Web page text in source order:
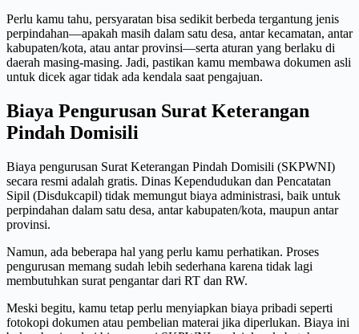
Perlu kamu tahu, persyaratan bisa sedikit berbeda tergantung jenis
perpindahan—apakah masih dalam satu desa, antar kecamatan, antar
kabupaten/kota, atau antar provinsi—serta aturan yang berlaku di
daerah masing-masing. Jadi, pastikan kamu membawa dokumen asli
untuk dicek agar tidak ada kendala saat pengajuan.
Biaya Pengurusan Surat Keterangan
Pindah Domisili
Biaya pengurusan Surat Keterangan Pindah Domisili (SKPWNI)
secara resmi adalah gratis. Dinas Kependudukan dan Pencatatan
Sipil (Disdukcapil) tidak memungut biaya administrasi, baik untuk
perpindahan dalam satu desa, antar kabupaten/kota, maupun antar
provinsi.
Namun, ada beberapa hal yang perlu kamu perhatikan. Proses
pengurusan memang sudah lebih sederhana karena tidak lagi
membutuhkan surat pengantar dari RT dan RW.
Meski begitu, kamu tetap perlu menyiapkan biaya pribadi seperti
fotokopi dokumen atau pembelian materai jika diperlukan. Biaya ini